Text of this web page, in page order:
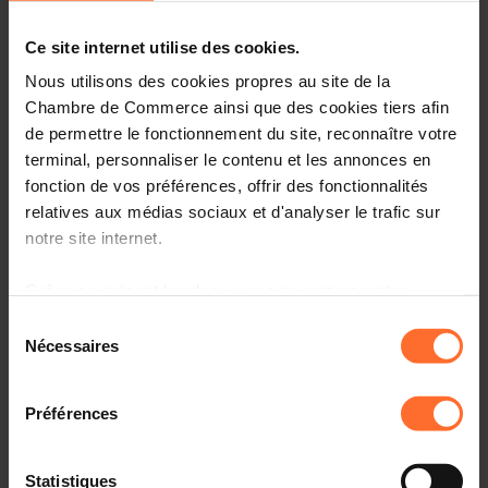
Ce site internet utilise des cookies.
Nous utilisons des cookies propres au site de la
Chambre de Commerce ainsi que des cookies tiers afin
de permettre le fonctionnement du site, reconnaître votre
terminal, personnaliser le contenu et les annonces en
fonction de vos préférences, offrir des fonctionnalités
relatives aux médias sociaux et d'analyser le trafic sur
notre site internet.
à l’exception des cookies strictement nécessaires au
fonctionnement du site. Une description des différents
cookies est accessible sous l’onglet « Détails » ci-
dessus.
Il est précisé que la navigation sur le site et certaines
Nécessaires
Préférences
Statistiques
Comment? Participez à une prochaine session
et les démarches à suivre.
Programme
Première partie: tutoriel, en 45 minutes
Aperçu des organismes de soutien aux
Principaux aspects administratifs, légaux et fiscaux à
Comprendre la procédure liée à l’autorisation